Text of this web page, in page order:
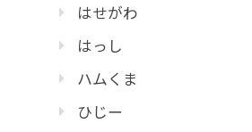
はせがわ
はっし
ハムくま
ひじー